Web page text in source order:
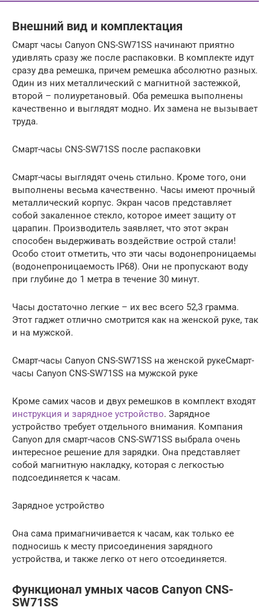
Внешний вид и комплектация
Смарт часы Canyon CNS-SW71SS начинают приятно
удивлять сразу же после распаковки. В комплекте идут
сразу два ремешка, причем ремешка абсолютно разных.
Один из них металлический с магнитной застежкой,
второй – полиуретановый. Оба ремешка выполнены
качественно и выглядят модно. Их замена не вызывает
труда.
Смарт-часы CNS-SW71SS после распаковки
Смарт-часы выглядят очень стильно. Кроме того, они
выполнены весьма качественно. Часы имеют прочный
металлический корпус. Экран часов представляет
собой закаленное стекло, которое имеет защиту от
царапин. Производитель заявляет, что этот экран
способен выдерживать воздействие острой стали!
Особо стоит отметить, что эти часы водонепроницаемы
(водонепроницаемость IP68). Они не пропускают воду
при глубине до 1 метра в течение 30 минут.
Часы достаточно легкие – их вес всего 52,3 грамма.
Этот гаджет отлично смотрится как на женской руке, так
и на мужской.
Смарт-часы Canyon CNS-SW71SS на женской рукеСмарт-
часы Canyon CNS-SW71SS на мужской руке
Кроме самих часов и двух ремешков в комплект входят
инструкция и зарядное устройство. Зарядное
устройство требует отдельного внимания. Компания
Canyon для смарт-часов CNS-SW71SS выбрала очень
интересное решение для зарядки. Она представляет
собой магнитную накладку, которая с легкостью
подсоединяется к часам.
Зарядное устройство
Она сама примагничивается к часам, как только ее
подносишь к месту присоединения зарядного
устройства, и также легко от него отсоединяется.
Функционал умных часов Canyon CNS-
SW71SS